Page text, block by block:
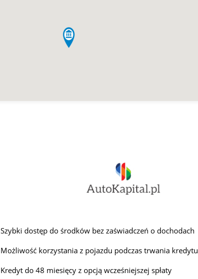
Szybki dostęp do środków bez zaświadczeń o dochodach
Możliwość korzystania z pojazdu podczas trwania kredytu
Kredyt do 48 miesięcy z opcją wcześniejszej spłaty